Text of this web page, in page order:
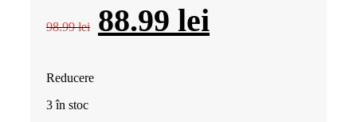
98.99lei
Prețul
88.99 lei
Reducere
3 în stoc